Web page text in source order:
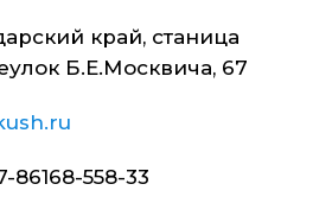
край, станица
Б.Е.Москвича, 67
86168-558-33